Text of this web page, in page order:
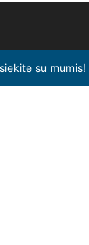
su mumis!